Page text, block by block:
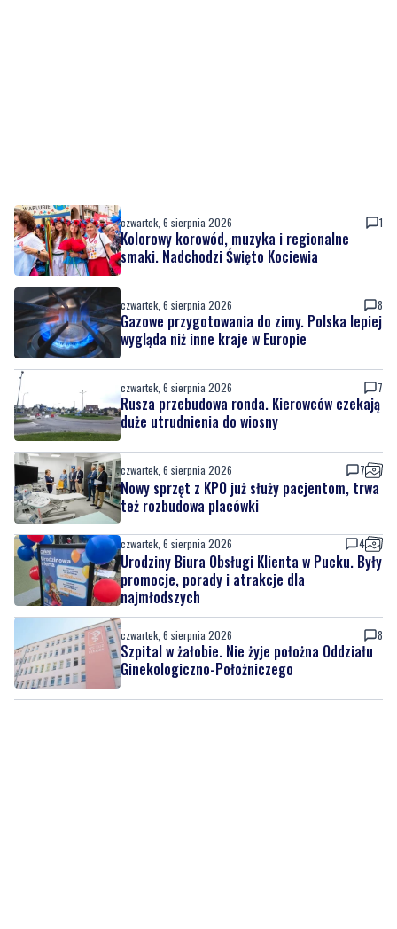
czwartek, 6 sierpnia 2026 1
Kolorowy korowód, muzyka i regionalne
smaki. Nadchodzi Święto Kociewia
czwartek, 6 sierpnia 2026 8
Gazowe przygotowania do zimy. Polska lepiej
wygląda niż inne kraje w Europie
czwartek, 6 sierpnia 2026 7
Rusza przebudowa ronda. Kierowców czekają
duże utrudnienia do wiosny
czwartek, 6 sierpnia 2026 7
Nowy sprzęt z KPO już służy pacjentom, trwa
też rozbudowa placówki
czwartek, 6 sierpnia 2026 4
Urodziny Biura Obsługi Klienta w Pucku. Były
promocje, porady i atrakcje dla
najmłodszych
czwartek, 6 sierpnia 2026 8
Szpital w żałobie. Nie żyje położna Oddziału
Ginekologiczno-Położniczego